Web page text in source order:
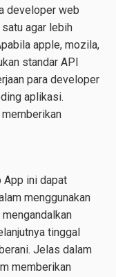
developer web
agar lebih
apple, mozila,
standar API
para developer
aplikasi.
App ini dapat
menggunakan
tinggal
Jelas dalam
memberikan